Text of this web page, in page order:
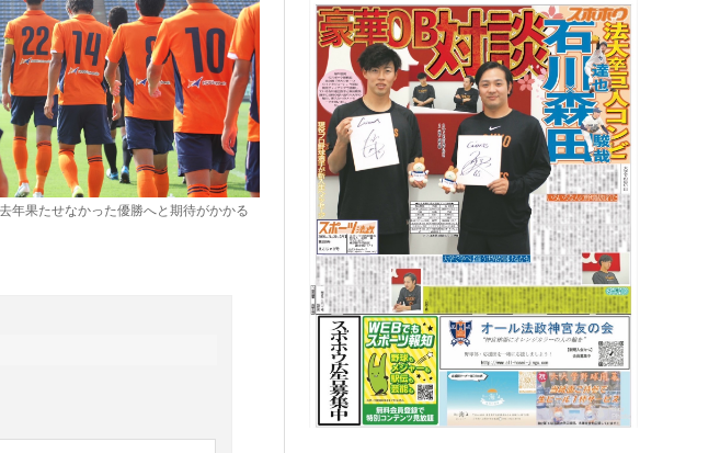
去年果たせなかった優勝へと期待がかかる